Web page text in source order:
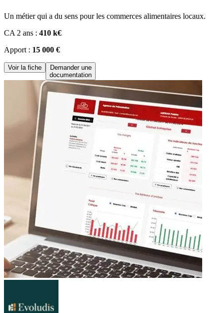
Un métier qui a du sens pour les commerces alimentaires locaux.
CA 2 ans : 410 k€
Apport : 15 000 €
Voir la fiche
Demander une
documentation